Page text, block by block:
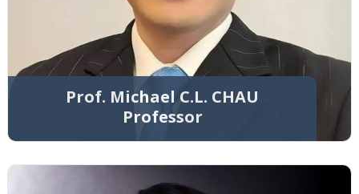
Prof. Michael C.L. CHAU
Professor